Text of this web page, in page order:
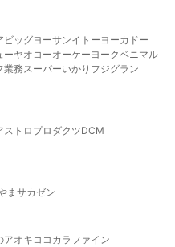
ビッグヨーサンイトーヨーカドー
ーヤオコーオーケー ヨークベニマル
業務スーパーいかり フジグラン
ストロプロダクツDCM
ま サカゼン
アオキココカラファイン